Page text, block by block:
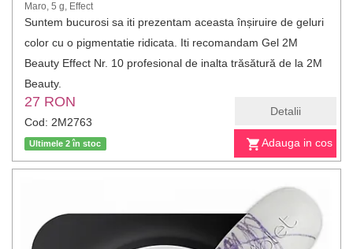
Adauga in cos
Detalii
Maro, 5 g, Effect
Suntem bucurosi sa iti prezentam aceasta înșiruire de geluri
color cu o pigmentatie ridicata. Iti recomandam Gel 2M
Beauty Effect Nr. 10 profesional de inalta trăsătură de la 2M
Beauty.
27 RON
Cod: 2M2763
Ultimele 2 în stoc